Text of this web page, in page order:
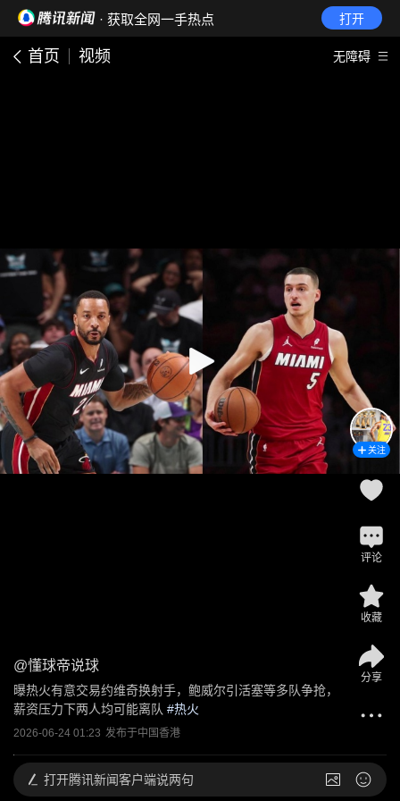
· 获取全网一手热点 打开
首页 视频 无障碍
@懂球帝说球
曝热火有意交易约维奇换射手，鲍威尔引活塞等多队争抢，
薪资压力下两人均可能离队 #热火
2026-06-24 01:23 发布于中国香港
关注
评论
收藏
分享
打开腾讯新闻客户端说两句